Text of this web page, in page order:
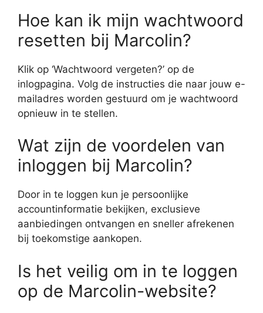
Hoe kan ik mijn wachtwoord
resetten bij Marcolin?
Klik op ‘Wachtwoord vergeten?’ op de
inlogpagina. Volg de instructies die naar jouw e-
mailadres worden gestuurd om je wachtwoord
opnieuw in te stellen.
Wat zijn de voordelen van
inloggen bij Marcolin?
Door in te loggen kun je persoonlijke
accountinformatie bekijken, exclusieve
aanbiedingen ontvangen en sneller afrekenen
bij toekomstige aankopen.
Is het veilig om in te loggen
op de Marcolin-website?